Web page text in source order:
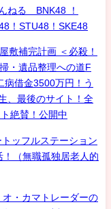
ねる BNK48 ！
！STU48！SKE48
敷補完計画 ＜必殺！
・遺品整理への道F
病借金3500万円！う
、最後のサイト！全
絶賛！公開中
ッフルステーション
（無職孤独居老人的
・カマトレーダーの